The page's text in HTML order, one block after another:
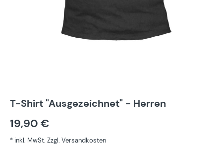
T-Shirt "Ausgezeichnet" - Herren
19,90 €
* inkl. MwSt. Zzgl. Versandkosten